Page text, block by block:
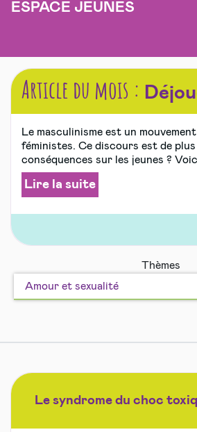
ESPACE JEUNES
Article du mois :
Le masculinisme est un
féministes. Ce discours est de
conséquences sur les jeunes ?
Lire la suite
Thèmes
Le syndrome du choc